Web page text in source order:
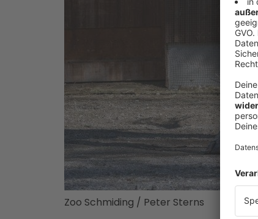
Zoo Schmiding / Peter Sterns